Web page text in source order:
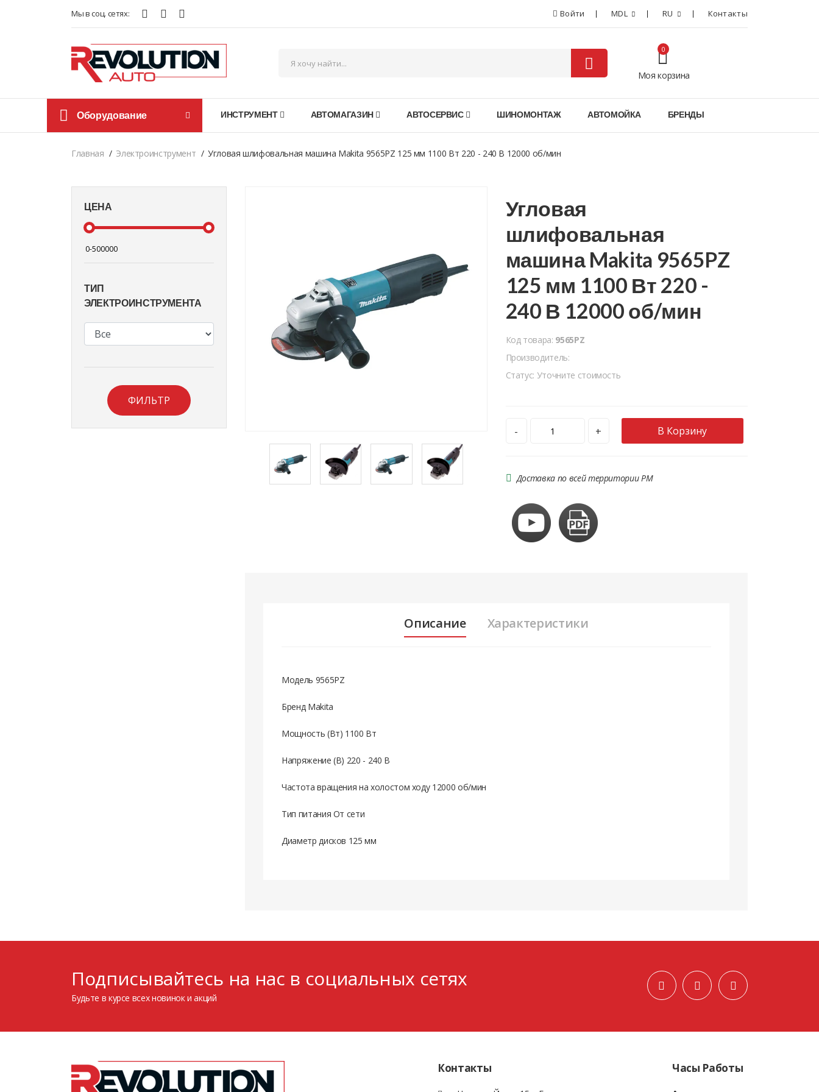
Мы в соц. сетях: Войти MDL RU Контакты
Моя корзина
0
Оборудование ИНСТРУМЕНТ АВТОМАГАЗИН АВТОСЕРВИС ШИНОМОНТАЖ АВТОМОЙКА БРЕНДЫ
Главная Электроинструмент Угловая шлифовальная машина Makita 9565PZ 125 мм 1100 Вт 220 - 240 В 12000 об/мин
ЦЕНА
ТИП
ЭЛЕКТРОИНСТРУМЕНТА
ФИЛЬТР
Угловая
шлифовальная
машина Makita 9565PZ
125 мм 1100 Вт 220 -
240 В 12000 об/мин
Код товара: 9565PZ
Производитель:
Статус: Уточните стоимость
- + В Корзину
Доставка по всей территории РМ
Описание Характеристики
Модель 9565PZ
Бренд Makita
Мощность (Вт) 1100 Вт
Напряжение (В) 220 - 240 В
Частота вращения на холостом ходу 12000 об/мин
Тип питания От сети
Диаметр дисков 125 мм
Подписывайтесь на нас в социальных сетях
Будьте в курсе всех новинок и акций
Контакты Часы Работы